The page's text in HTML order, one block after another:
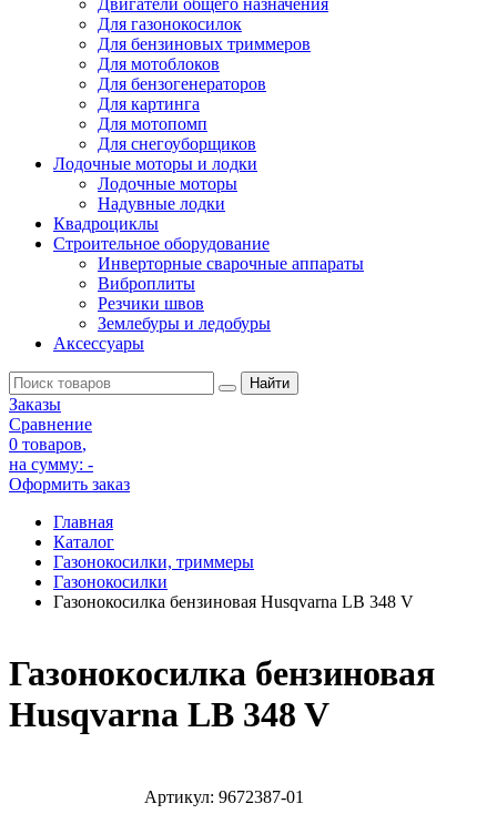
Двигатели общего назначения
Для газонокосилок
Для бензиновых триммеров
Для мотоблоков
Для бензогенераторов
Для картинга
Для мотопомп
Для снегоуборщиков
Лодочные моторы и лодки
Лодочные моторы
Надувные лодки
Квадроциклы
Строительное оборудование
Инверторные сварочные аппараты
Виброплиты
Резчики швов
Землебуры и ледобуры
Аксессуары
Заказы
Сравнение
0 товаров,
на сумму: -
Оформить заказ
Главная
Каталог
Газонокосилки, триммеры
Газонокосилки
Газонокосилка бензиновая Husqvarna LB 348 V
Газонокосилка бензиновая
Husqvarna LB 348 V
Артикул: 9672387-01